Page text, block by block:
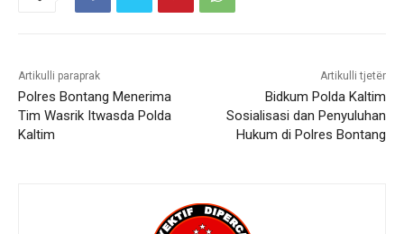
Artikulli paraprak
Polres Bontang Menerima
Tim Wasrik Itwasda Polda
Kaltim
Artikulli tjetër
Bidkum Polda Kaltim
Sosialisasi dan Penyuluhan
Hukum di Polres Bontang